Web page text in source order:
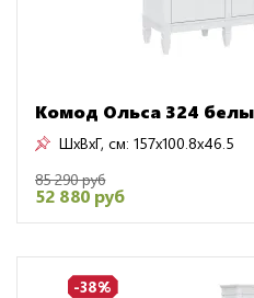
Комод Ольса 324
ШxВxГ, см: 157x100.8x46.5
85 290 руб
52 880 руб
-38%